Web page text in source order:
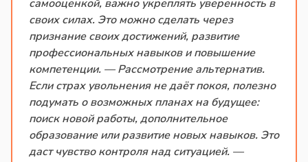
самооценкой, важно укреплять уверенность в
своих силах. Это можно сделать через
признание своих достижений, развитие
профессиональных навыков и повышение
компетенции. — Рассмотрение альтернатив.
Если страх увольнения не даёт покоя, полезно
подумать о возможных планах на будущее:
поиск новой работы, дополнительное
образование или развитие новых навыков. Это
даст чувство контроля над ситуацией. —